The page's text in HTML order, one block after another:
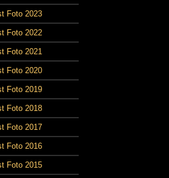
Foto 2023
Foto 2022
Foto 2021
Foto 2020
Foto 2019
Foto 2018
Foto 2017
Foto 2016
Foto 2015